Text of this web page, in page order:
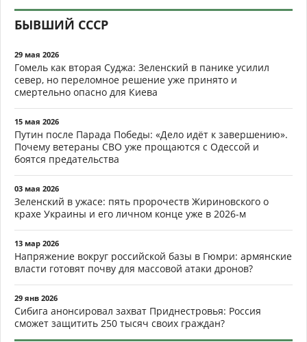
БЫВШИЙ СССР
29 мая 2026
Гомель как вторая Суджа: Зеленский в панике усилил
север, но переломное решение уже принято и
смертельно опасно для Киева
15 мая 2026
Путин после Парада Победы: «Дело идёт к завершению».
Почему ветераны СВО уже прощаются с Одессой и
боятся предательства
03 мая 2026
Зеленский в ужасе: пять пророчеств Жириновского о
крахе Украины и его личном конце уже в 2026-м
13 мар 2026
Напряжение вокруг российской базы в Гюмри: армянские
власти готовят почву для массовой атаки дронов?
29 янв 2026
Сибига анонсировал захват Приднестровья: Россия
сможет защитить 250 тысяч своих граждан?